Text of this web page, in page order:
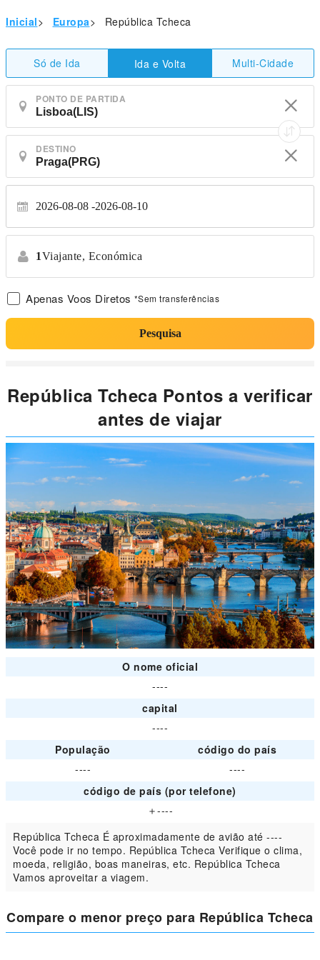
Inicial> Europa> República Tcheca
Só de Ida Ida e Volta Multi-Cidade
PONTO DE PARTIDA
DESTINO
2026-08-08 2026-08-10
1Viajante, Económica
Apenas Voos Diretos *Sem transferências
Pesquisa
República Tcheca Pontos a verificar
antes de viajar
O nome oficial
----
capital
----
População
código do país
----
----
código de país (por telefone)
＋----
República Tcheca É aproximadamente de avião até ----
Você pode ir no tempo. República Tcheca Verifique o clima,
moeda, religião, boas maneiras, etc. República Tcheca
Vamos aproveitar a viagem.
Compare o menor preço para República Tcheca